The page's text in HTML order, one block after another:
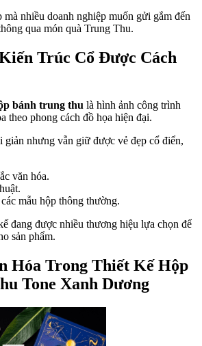
nhiều doanh nghiệp muốn gửi gắm đến
qua món quà Trung Thu.
Trúc Cổ Được Cách
bánh trung thu là hình ảnh công trình
theo phong cách đồ họa hiện đại.
giản nhưng vẫn giữ được vẻ đẹp cổ điển,
văn hóa.
mẫu hộp thông thường.
đang được nhiều thương hiệu lựa chọn để
sản phẩm.
Hóa Trong Thiết Kế Hộp
Tone Xanh Dương